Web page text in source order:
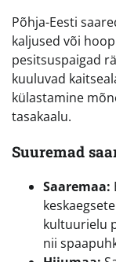
Põhja-Eesti
kaljused või
pesitsuspaigad
kuuluvad
külastamine
tasakaalu.
Suuremad
Saaremaa:
kultuurielu
nii